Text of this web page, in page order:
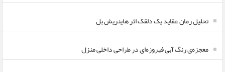
تحلیل رمان عقاید یک دلقک اثر هاینریش بل
معجزه‌ی رنگ آبی فیروزه‌ای در طراحی داخلی منزل